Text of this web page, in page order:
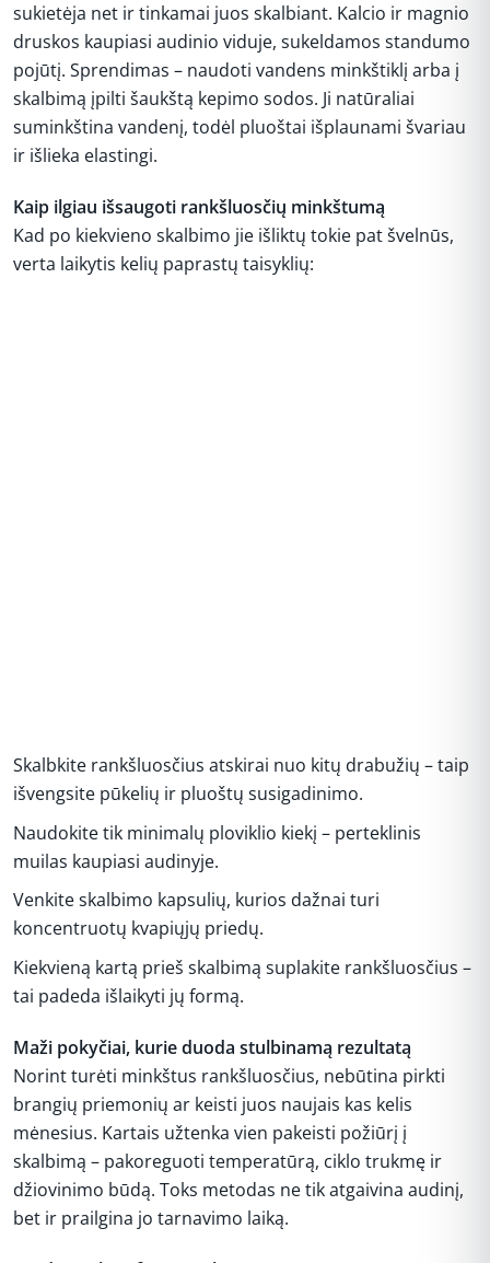
sukietėja net ir tinkamai juos skalbiant. Kalcio ir magnio
druskos kaupiasi audinio viduje, sukeldamos standumo
pojūtį. Sprendimas – naudoti vandens minkštiklį arba į
skalbimą įpilti šaukštą kepimo sodos. Ji natūraliai
suminkština vandenį, todėl pluoštai išplaunami švariau
ir išlieka elastingi.
Kaip ilgiau išsaugoti rankšluosčių minkštumą
Kad po kiekvieno skalbimo jie išliktų tokie pat švelnūs,
verta laikytis kelių paprastų taisyklių:
Skalbkite rankšluosčius atskirai nuo kitų drabužių – taip
išvengsite pūkelių ir pluoštų susigadinimo.
Naudokite tik minimalų ploviklio kiekį – perteklinis
muilas kaupiasi audinyje.
Venkite skalbimo kapsulių, kurios dažnai turi
koncentruotų kvapiųjų priedų.
Kiekvieną kartą prieš skalbimą suplakite rankšluosčius –
tai padeda išlaikyti jų formą.
Maži pokyčiai, kurie duoda stulbinamą rezultatą
Norint turėti minkštus rankšluosčius, nebūtina pirkti
brangių priemonių ar keisti juos naujais kas kelis
mėnesius. Kartais užtenka vien pakeisti požiūrį į
skalbimą – pakoreguoti temperatūrą, ciklo trukmę ir
džiovinimo būdą. Toks metodas ne tik atgaivina audinį,
bet ir prailgina jo tarnavimo laiką.